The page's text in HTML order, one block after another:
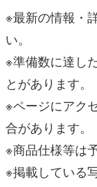
※準備数に達
とがあります。
※ページにアク
合があります。
※商品仕様等
※掲載している
多少異なる場
※日本国外で販